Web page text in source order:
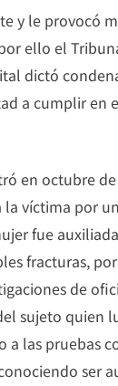
y le provocó
ello el
dictó
a cumplir en
en octubre
la víctima por
fue
fracturas,
de
sujeto quien
a las pruebas
ser